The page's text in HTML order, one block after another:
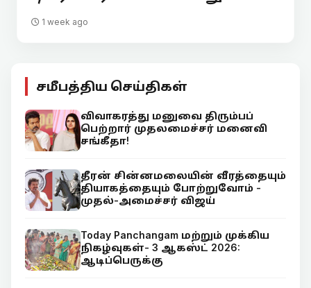
1 week ago
சமீபத்திய செய்திகள்
விவாகரத்து மனுவை திரும்பப்
பெற்றார் முதலமைச்சர் மனைவி
சங்கீதா!
தீரன் சின்னமலையின் வீரத்தையும்
தியாகத்தையும் போற்றுவோம் -
முதல்-அமைச்சர் விஜய்
Today Panchangam மற்றும் முக்கிய
நிகழ்வுகள்- 3 ஆகஸ்ட் 2026:
ஆடிப்பெருக்கு